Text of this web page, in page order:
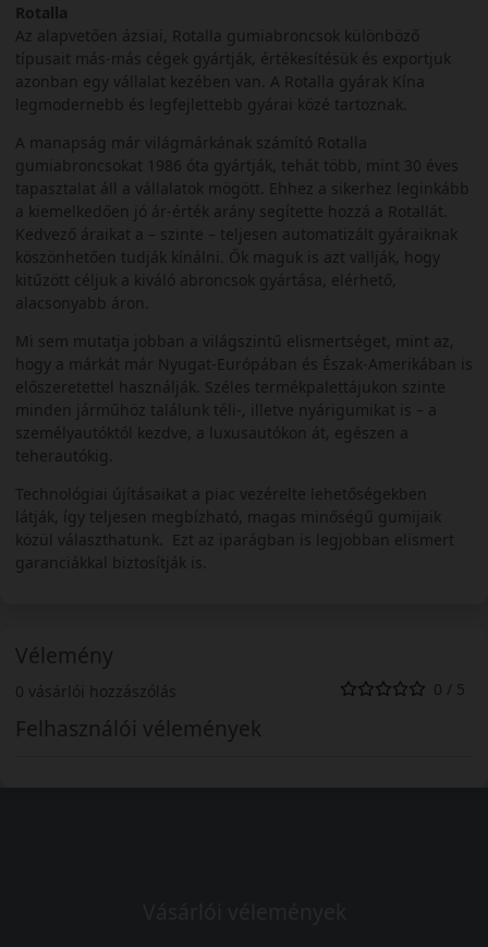
Rotalla
Az alapvetően ázsiai, Rotalla gumiabroncsok különböző
típusait más-más cégek gyártják, értékesítésük és exportjuk
azonban egy vállalat kezében van. A Rotalla gyárak Kína
legmodernebb és legfejlettebb gyárai közé tartoznak.
A manapság már világmárkának számító Rotalla
gumiabroncsokat 1986 óta gyártják, tehát több, mint 30 éves
tapasztalat áll a vállalatok mögött. Ehhez a sikerhez leginkább
a kiemelkedően jó ár-érték arány segítette hozzá a Rotallát.
Kedvező áraikat a – szinte – teljesen automatizált gyáraiknak
köszönhetően tudják kínálni. Ők maguk is azt vallják, hogy
kitűzött céljuk a kiváló abroncsok gyártása, elérhető,
alacsonyabb áron.
Mi sem mutatja jobban a világszintű elismertséget, mint az,
hogy a márkát már Nyugat-Európában és Észak-Amerikában is
előszeretettel használják. Széles termékpalettájukon szinte
minden járműhöz találunk téli-, illetve nyárigumikat is – a
személyautóktól kezdve, a luxusautókon át, egészen a
teherautókig.
Technológiai újításaikat a piac vezérelte lehetőségekben
látják, így teljesen megbízható, magas minőségű gumijaik
közül választhatunk. Ezt az iparágban is legjobban elismert
garanciákkal biztosítják is.
Vélemény
0 vásárlói hozzászólás 0 / 5
Felhasználói vélemények